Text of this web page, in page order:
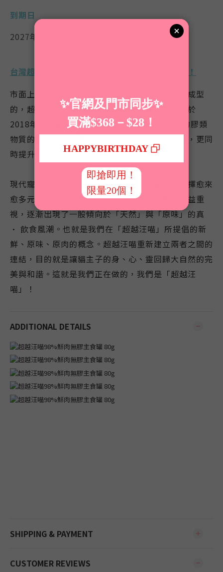
到期日
2027年5月－2028年6月
台灣超越汪喵 - 品質超越！成份超越！品牌超越！
市面上一般傳統罐罐在製作上必需使用
來成型
的， 超越汪喵在歷經無數次的投入與測試，最終於
2018年「首創」研發出以天然寒天取代爭議性的膠類
物質的配方！不止解決貓奴對於膠類罐頭的疑慮，更同
時提升了罐頭的營養和品質。
現代寵物食品加工技術蓬勃發展，貓咪罐罐的選擇愈來
愈多元化。近幾年隨著奴才們對貓主子健康的日益重
視，逐漸出現了一股傾向於「天然」與「原味」 的真
· 飲食風潮。也就是我們在「超越汪喵」所提倡的新
鮮、原味、原肉的概念。超越汪喵重新建立兩者之間的
連結，目的就是讓貓主子的身、心、靈回歸大自然的完
美與和諧。這就是我們正在做的，我們是「超越汪
喵」！
ADDITIONAL DETAILS
SHIPPING & PAYMENT
CUSTOMER REVIEWS